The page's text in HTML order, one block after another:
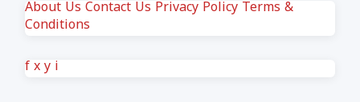
About Us Contact Us Privacy Policy Terms &
Conditions
f x y i